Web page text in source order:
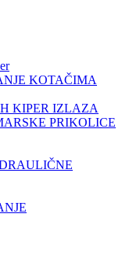
KOTAČIMA
KIPER IZLAZA
PRIKOLICE